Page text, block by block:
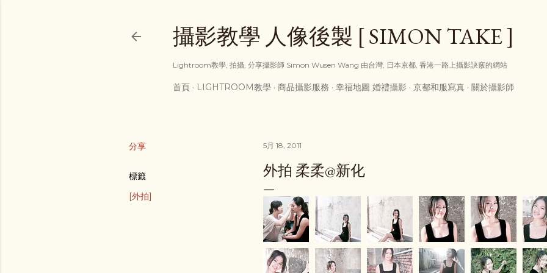
攝影教學 人像後製 [ SIMON TAKE ]
Lightroom教學, 拍攝, 分享攝影師 Simon Wusen Wang 由台灣, 日本京都, 香港一路上攝影訣竅的網站
首頁 LIGHTROOM教學 商品攝影服務 幸福地圖 婚禮攝影 京都和服寫真 關於攝影師
分享
標籤
[外拍]
5月 18, 2011
外拍 柔柔@新化